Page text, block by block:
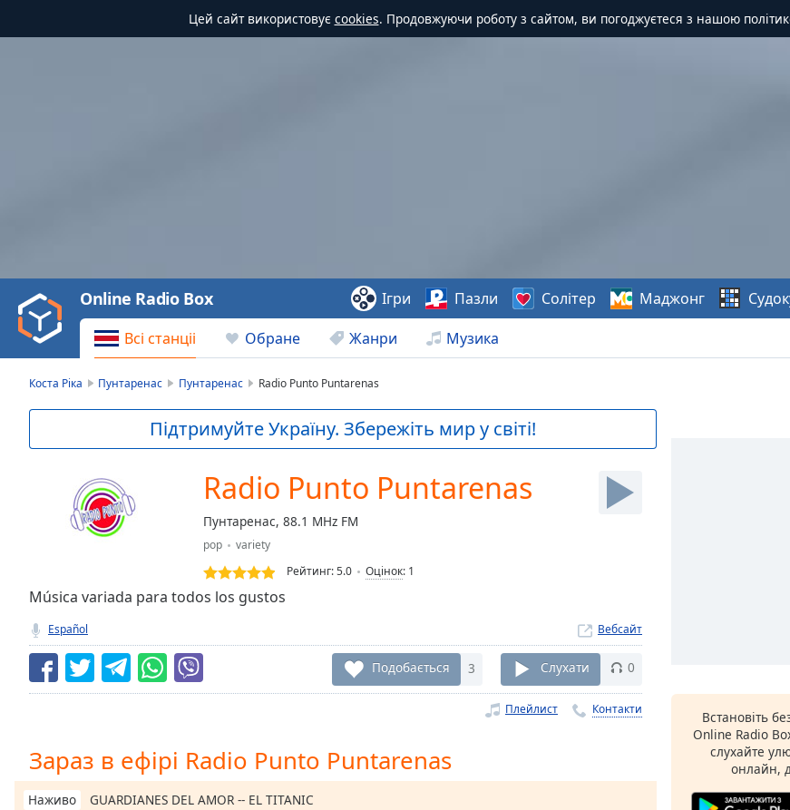
Цей сайт використовує cookies. Продовжуючи роботу з сайтом, ви погоджуєтеся з нашою
Video
Play
Backward
Skip
Current
Seek to
currently
behind
LIVE
Remaining
Time-
Playback
Rate
Всі станціі Обране Жанри Музика
Online Radio Box Ігри Пазли Солітер Маджонг
Коста Ріка Пунтаренас Пунтаренас Radio Punto Puntarenas
Підтримуйте Україну. Збережіть мир у світі!
Radio Punto Puntarenas
Пунтаренас, 88.1 MHz FM
pop
variety
Рейтинг:5.0 Оцінок: 1
Música variada para todos los gustos
Español Вебсайт
Подобається 3 Слухати 0
Плейлист Контакти
Зараз в ефірі Radio Punto Puntarenas
Наживо GUARDIANES DEL AMOR -- EL TITANIC
Встановіть
Online Radio
слухайте
онлайн,